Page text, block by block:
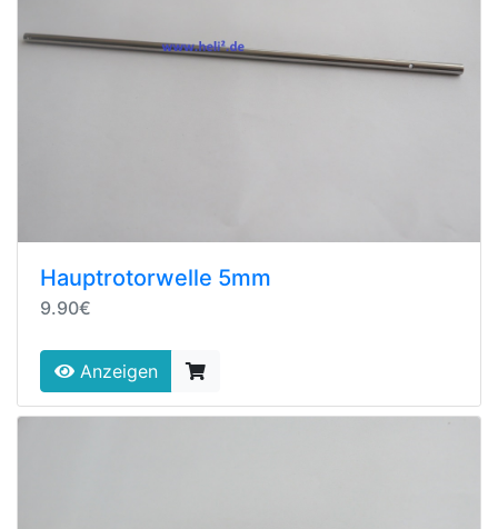
Hauptrotorwelle 5mm
9.90€
Anzeigen